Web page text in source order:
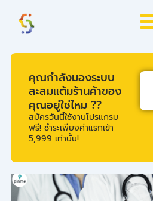
content
คุณกำลังมองระบบ
สะสมแต้มร้านค้าของ
คุณอยู่ใช่ไหม ??
สมัครวันนี้ใช้งานโปรแกรม
ฟรี! ชำระเพียงค่าแรกเข้า
5,999 เท่านั้น!